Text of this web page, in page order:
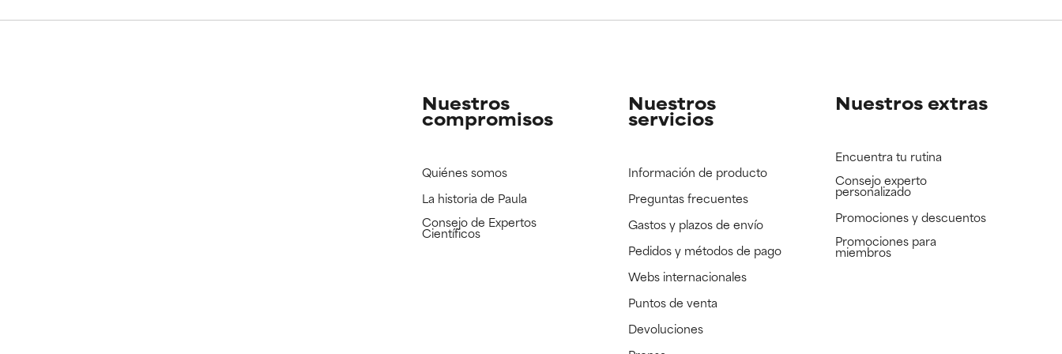
Ingrediente registrado, pero con la información científica disponible pendiente de revisar.
Ingrediente registrado, pero con la información científica disponible pendiente de revisar.
Nuestros
compromisos
Quiénes somos
La historia de Paula
Consejo de Expertos
Científicos
Nuestros
servicios
Información de producto
Preguntas frecuentes
Gastos y plazos de envío
Pedidos y métodos de pago
Webs internacionales
Puntos de venta
Devoluciones
Nuestros extras
Encuentra tu rutina
Consejo experto
personalizado
Promociones y descuentos​
Promociones para
miembros